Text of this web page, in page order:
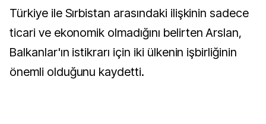
Türkiye ile Sırbistan arasındaki ilişkinin sadece
ticari ve ekonomik olmadığını belirten Arslan,
Balkanlar'ın istikrarı için iki ülkenin işbirliğinin
önemli olduğunu kaydetti.